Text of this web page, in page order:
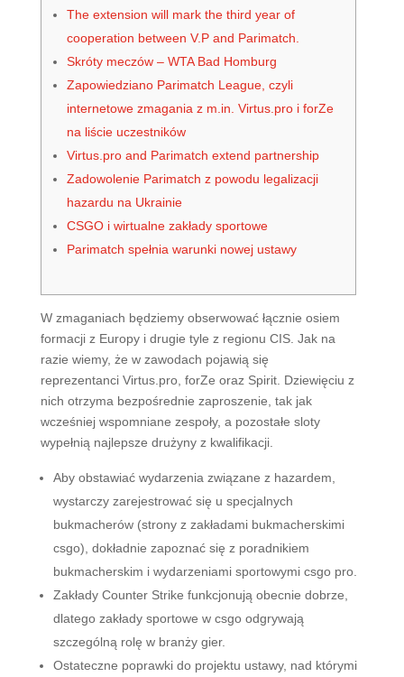
The extension will mark the third year of
cooperation between V.P and Parimatch.
Skróty meczów – WTA Bad Homburg
Zapowiedziano Parimatch League, czyli
internetowe zmagania z m.in. Virtus.pro i forZe
na liście uczestników
Virtus.pro and Parimatch extend partnership
Zadowolenie Parimatch z powodu legalizacji
hazardu na Ukrainie
CSGO i wirtualne zakłady sportowe
Parimatch spełnia warunki nowej ustawy
W zmaganiach będziemy obserwować łącznie osiem
formacji z Europy i drugie tyle z regionu CIS. Jak na
razie wiemy, że w zawodach pojawią się
reprezentanci Virtus.pro, forZe oraz Spirit. Dziewięciu z
nich otrzyma bezpośrednie zaproszenie, tak jak
wcześniej wspomniane zespoły, a pozostałe sloty
wypełnią najlepsze drużyny z kwalifikacji.
Aby obstawiać wydarzenia związane z hazardem,
wystarczy zarejestrować się u specjalnych
bukmacherów (strony z zakładami bukmacherskimi
csgo), dokładnie zapoznać się z poradnikiem
bukmacherskim i wydarzeniami sportowymi csgo pro.
Zakłady Counter Strike funkcjonują obecnie dobrze,
dlatego zakłady sportowe w csgo odgrywają
szczególną rolę w branży gier.
Ostateczne poprawki do projektu ustawy, nad którymi